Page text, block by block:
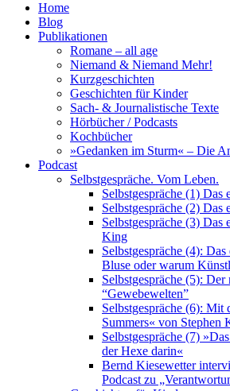
Home
Blog
Publikationen
Romane – all age
Niemand & Niemand Mehr!
Kurzgeschichten
Geschichten für Kinder
Sach- & Journalistische Texte
Hörbücher / Podcasts
Kochbücher
»Gedanken im Sturm« – Die
Podcast
Selbstgespräche. Vom Leben.
Selbstgespräche (1)
Selbstgespräche (2)
Selbstgespräche (3)
King
Selbstgespräche (4):
Bluse oder warum
Selbstgespräche (5): Der
“Gewebewelten”
Selbstgespräche (6):
Summers« von Stephen
Selbstgespräche (7)
der Hexe darin«
Bernd Kiesewetter
Podcast zu